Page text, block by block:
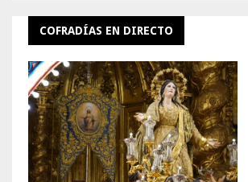
COFRADÍAS EN DIRECTO